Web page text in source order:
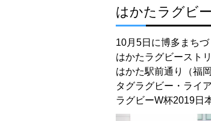
はかたラグビ
10月5日に博多まち
はかたラグビースト
はかた駅前通り（福
タグラグビー・ライ
ラグビーW杯2019日